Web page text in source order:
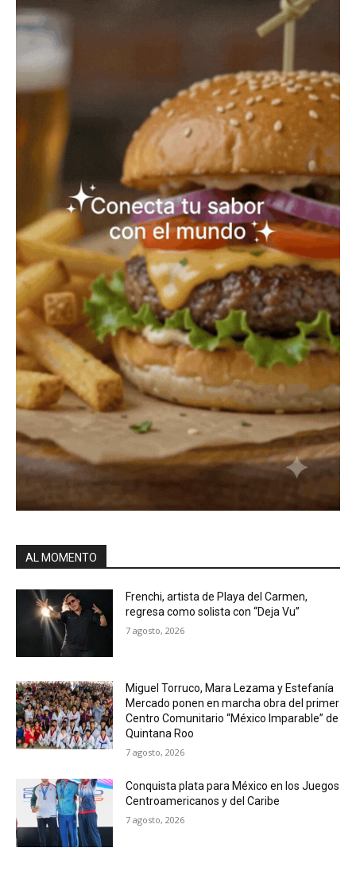
AL MOMENTO
Frenchi, artista de Playa del Carmen,
regresa como solista con “Deja Vu”
7 agosto, 2026
Miguel Torruco, Mara Lezama y Estefanía
Mercado ponen en marcha obra del primer
Centro Comunitario “México Imparable” de
Quintana Roo
7 agosto, 2026
Conquista plata para México en los Juegos
Centroamericanos y del Caribe
7 agosto, 2026